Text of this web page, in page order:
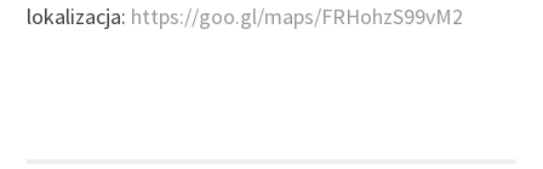
lokalizacja: https://goo.gl/maps/FRHohzS99vM2